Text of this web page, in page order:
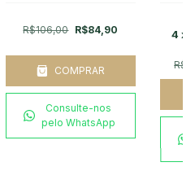
R$106,00 R$84,90
COMPRAR
Consulte-nos
pelo WhatsApp
4 x